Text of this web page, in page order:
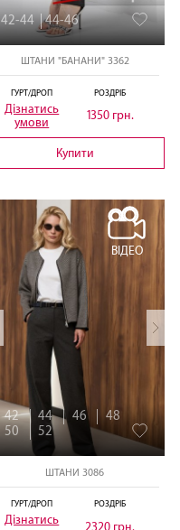
42-44 44-46
ШТАНИ "БАНАНИ" 3362
ГУРТ/ДРОП
Дізнатись
умови
РОЗДРІБ
1350 грн.
Купити
ВІДЕО
42 44 46
48
50
52
ШТАНИ 3086
ГУРТ/ДРОП
Дізнатись
РОЗДРІБ
2320 грн.